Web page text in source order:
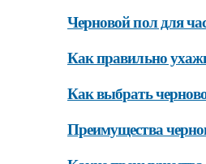
Черновой пол для
Как правильно
Как выбрать
Преимущества